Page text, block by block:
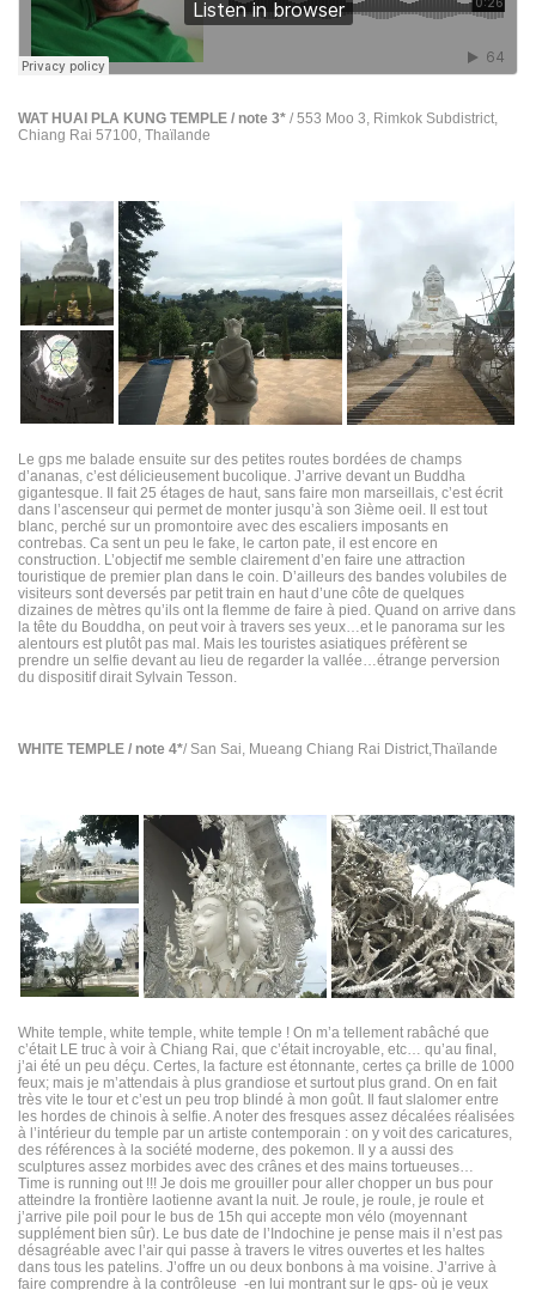
WAT HUAI PLA KUNG TEMPLE / note 3* / 553 Moo 3, Rimkok Subdistrict,
Chiang Rai 57100, Thaïlande
Le gps me balade ensuite sur des petites routes bordées de champs
d’ananas, c’est délicieusement bucolique. J’arrive devant un Buddha
gigantesque. Il fait 25 étages de haut, sans faire mon marseillais, c’est écrit
dans l’ascenseur qui permet de monter jusqu’à son 3ième oeil. Il est tout
blanc, perché sur un promontoire avec des escaliers imposants en
contrebas. Ca sent un peu le fake, le carton pate, il est encore en
construction. L’objectif me semble clairement d’en faire une attraction
touristique de premier plan dans le coin. D’ailleurs des bandes volubiles de
visiteurs sont deversés par petit train en haut d’une côte de quelques
dizaines de mètres qu’ils ont la flemme de faire à pied. Quand on arrive dans
la tête du Bouddha, on peut voir à travers ses yeux…et le panorama sur les
alentours est plutôt pas mal. Mais les touristes asiatiques préfèrent se
prendre un selfie devant au lieu de regarder la vallée…étrange perversion
du dispositif dirait Sylvain Tesson.
WHITE TEMPLE / note 4*/ San Sai, Mueang Chiang Rai District,Thaïlande
White temple, white temple, white temple ! On m’a tellement rabâché que
c’était LE truc à voir à Chiang Rai, que c’était incroyable, etc… qu’au final,
j’ai été un peu déçu. Certes, la facture est étonnante, certes ça brille de 1000
feux; mais je m’attendais à plus grandiose et surtout plus grand. On en fait
très vite le tour et c’est un peu trop blindé à mon goût. Il faut slalomer entre
les hordes de chinois à selfie. A noter des fresques assez décalées réalisées
à l’intérieur du temple par un artiste contemporain : on y voit des caricatures,
des références à la société moderne, des pokemon. Il y a aussi des
sculptures assez morbides avec des crânes et des mains tortueuses…
Time is running out !!! Je dois me grouiller pour aller chopper un bus pour
atteindre la frontière laotienne avant la nuit. Je roule, je roule, je roule et
j’arrive pile poil pour le bus de 15h qui accepte mon vélo (moyennant
supplément bien sûr). Le bus date de l’Indochine je pense mais il n’est pas
désagréable avec l’air qui passe à travers le vitres ouvertes et les haltes
dans tous les patelins. J’offre un ou deux bonbons à ma voisine. J’arrive à
faire comprendre à la contrôleuse -en lui montrant sur le gps- où je veux